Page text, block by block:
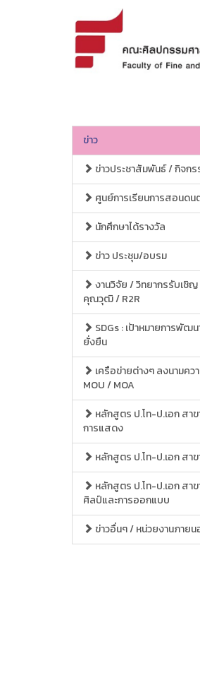
ข่าว
ข่าวประชาสัมพันธ์ / กิจกร
ศูนย์การเรียนการสอนดน
นักศึกษาได้รางวัล
ข่าว ประชุม/อบรม
งานวิจัย / วิทยากรรับเชิ
คุณวุฒิ / R2R
SDGs : เป้าหมายการพัฒ
ยั่งยืน
เครือข่ายต่างๆ ลงนามคว
MOU / MOA
หลักสูตร ป.โท-ป.เอก สา
การแสดง
หลักสูตร ป.โท-ป.เอก สา
หลักสูตร ป.โท-ป.เอก สา
ศิลป์และการออกแบบ
ข่าวอื่นๆ / หน่วยงานภายน